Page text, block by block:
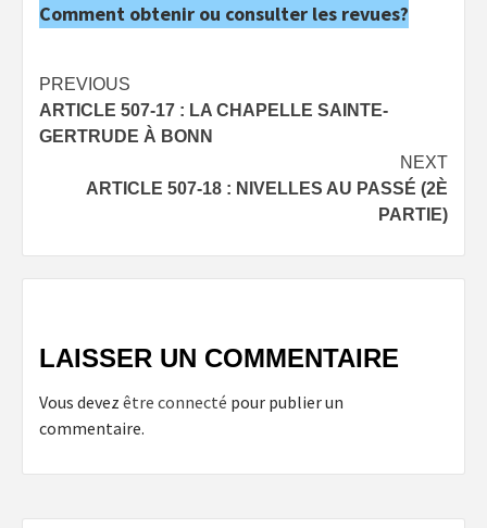
Comment obtenir ou consulter les revues?
Post
navigation
PREVIOUS
ARTICLE 507-17 : LA CHAPELLE SAINTE-
GERTRUDE À BONN
NEXT
ARTICLE 507-18 : NIVELLES AU PASSÉ (2È
PARTIE)
LAISSER UN COMMENTAIRE
Vous devez être connecté pour publier un
commentaire.